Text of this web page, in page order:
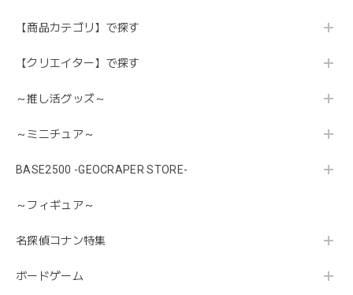
【商品カテゴリ】で探す
【クリエイター】で探す
～推し活グッズ～
～ミニチュア～
BASE2500 -GEOCRAPER STORE-
～フィギュア～
名探偵コナン特集
ボードゲーム